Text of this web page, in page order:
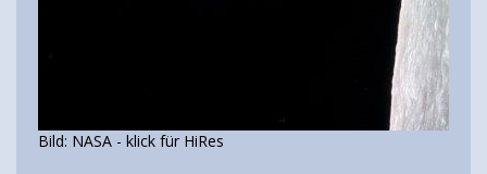
Bild: NASA - klick für HiRes